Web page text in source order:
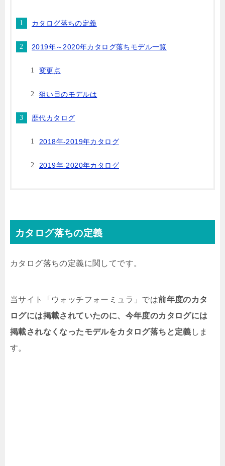
カタログ落ちの定義
2019年～2020年カタログ落ちモデル一覧
変更点
狙い目のモデルは
歴代カタログ
2018年-2019年カタログ
2019年-2020年カタログ
カタログ落ちの定義
カタログ落ちの定義に関してです。
当サイト「ウォッチフォーミュラ」では前年度のカタ
ログには掲載されていたのに、今年度のカタログには
掲載されなくなったモデルをカタログ落ちと定義 しま
す。